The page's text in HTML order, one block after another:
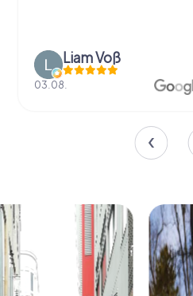
Liam Voß
03.08.